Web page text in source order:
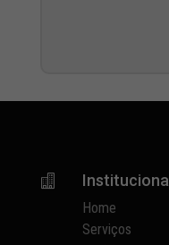
 Institucional
Home
Serviços